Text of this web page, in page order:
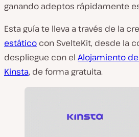
ganando adeptos rápidamente
Esta guía te lleva a través de la
estático con SvelteKit, desde la
despliegue con el Alojamiento
Kinsta, de forma gratuita.